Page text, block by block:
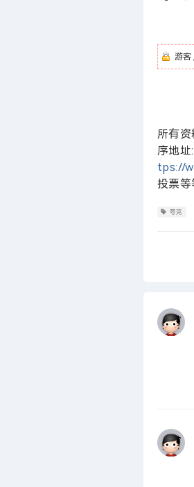
游客
所有资
序
tps://
投票等
夸克